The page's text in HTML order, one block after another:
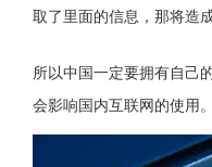
取了里面的信息，那将造
所以中国一定要拥有自己
会影响国内互联网的使用。